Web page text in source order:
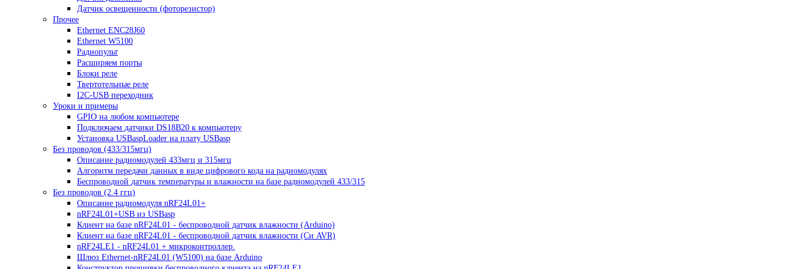
Датчик освещенности (фоторезистор)
Прочее
Ethernet ENC28J60
Ethernet W5100
Радиопульт
Расширяем порты
Блоки реле
Твертотельные реле
I2C-USB переходник
Уроки и примеры
GPIO на любом компьютере
Подключаем датчики DS18B20 к компьютеру
Установка USBaspLoader на плату USBasp
Без проводов (433/315мгц)
Описание радиомодулей 433мгц и 315мгц
Алгоритм передачи данных в виде цифрового кода на радиомодулях
Беспроводной датчик температуры и влажности на базе радиомодулей 433/315
Без проводов (2.4 ггц)
Описание радиомодуля nRF24L01+
nRF24L01+USB из USBasp
Клиент на базе nRF24L01 - беспроводной датчик влажности (Arduino)
Клиент на базе nRF24L01 - беспроводной датчик влажности (Си AVR)
nRF24LE1 - nRF24L01 + микроконтроллер.
Шлюз Ethernet-nRF24L01 (W5100) на базе Arduino